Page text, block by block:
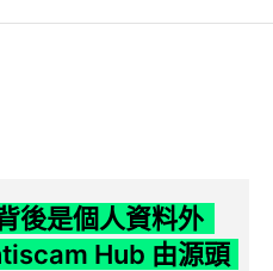
後是個人資料外
Hub 由源頭